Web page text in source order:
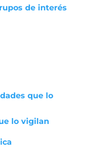
de interés
que lo
lo vigilan